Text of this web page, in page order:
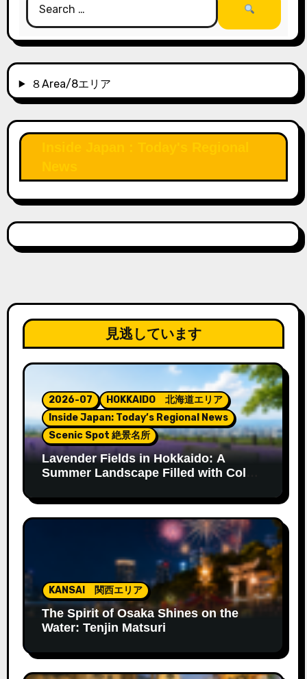
８Area/8エリア
見逃しています
2026-07
HOKKAIDO 北海道エリア
Inside Japan: Today’s Regional News
Scenic Spot 絶景名所
Lavender Fields in Hokkaido: A
Summer Landscape Filled with Color
KANSAI 関西エリア
The Spirit of Osaka Shines on the
Water: Tenjin Matsuri